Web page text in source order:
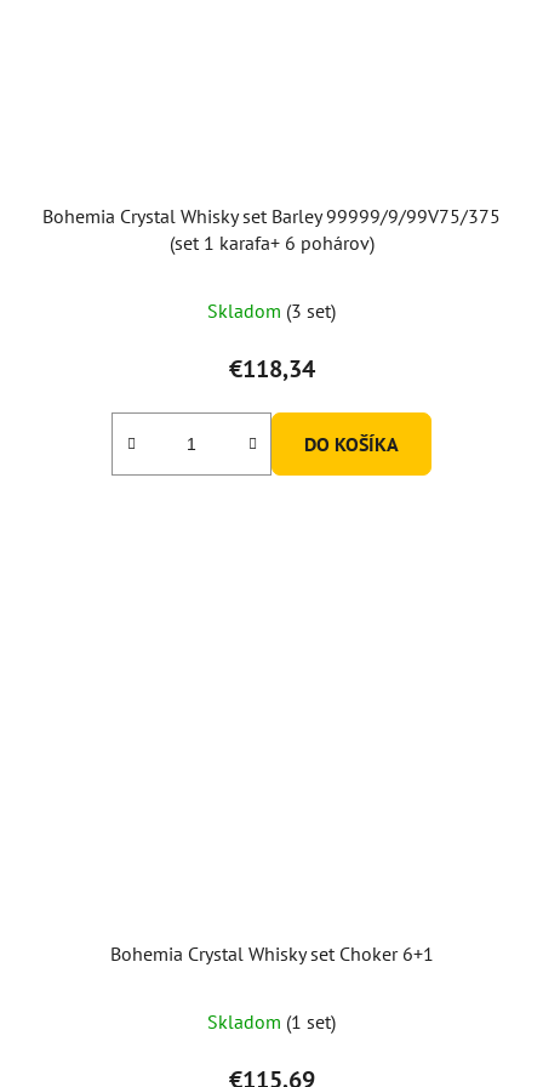
Bohemia Crystal Whisky set Barley 99999/9/99V75/375
(set 1 karafa+ 6 pohárov)
Skladom (3 set)
€118,34
DO KOŠÍKA
Bohemia Crystal Whisky set Choker 6+1
hodnotenie
produktu
Skladom (1 set)
€115,69